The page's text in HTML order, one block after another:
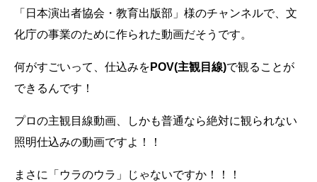
「日本演出者協会・教育出版部」様のチャンネルで、文
化庁の事業のために作られた動画だそうです。
何がすごいって、仕込みを POV(主観目線)で観ることが
できるんです！
プロの主観目線動画、しかも普通なら絶対に観られない
照明仕込みの動画ですよ！！
まさに「ウラのウラ」じゃないですか！！！